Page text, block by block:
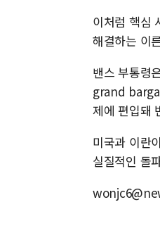
이처럼 핵심
해결하는 이
밴스 부통령
grand
제에 편입돼
미국과 이란
실질적인 돌